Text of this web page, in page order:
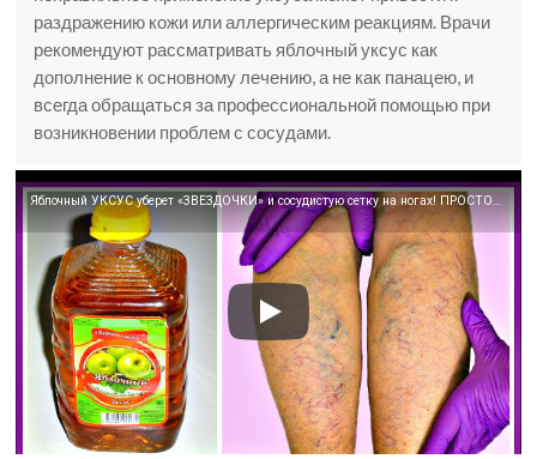
раздражению кожи или аллергическим реакциям. Врачи
рекомендуют рассматривать яблочный уксус как
дополнение к основному лечению, а не как панацею, и
всегда обращаться за профессиональной помощью при
возникновении проблем с сосудами.
Яблочный УКСУС уберет «ЗВЕЗДОЧКИ» и сосудистую сетку на ногах! ПРОСТОЙ рецепт при варикозе.